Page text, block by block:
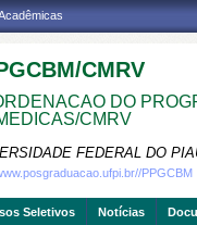
CMRV
DO
CMRV
FEDERAL DO
PPGCBM
Seletivos Notícias